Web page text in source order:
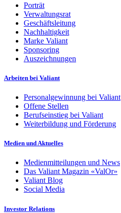
Porträt
Verwaltungsrat
Geschäftsleitung
Nachhaltigkeit
Marke Valiant
Sponsoring
Auszeichnungen
Arbeiten bei Valiant
Personalgewinnung bei Valiant
Offene Stellen
Berufseinstieg bei Valiant
Weiterbildung und Förderung
Medien und Aktuelles
Medienmitteilungen und News
Das Valiant Magazin «ValOr»
Valiant Blog
Social Media
Investor Relations